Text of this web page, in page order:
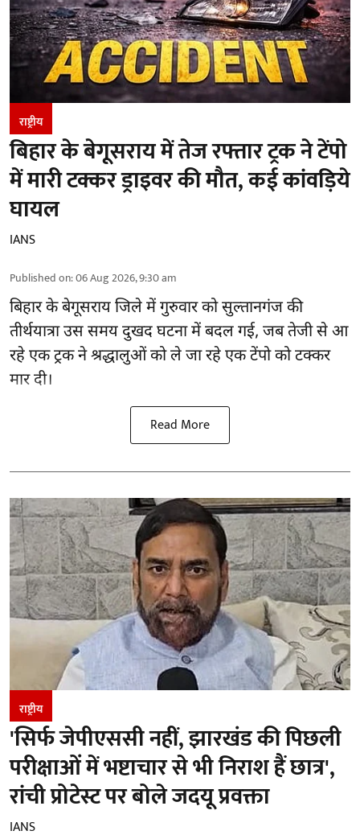
राष्ट्रीय
बिहार के बेगूसराय में तेज रफ्तार ट्रक ने टेंपो
में मारी टक्कर ड्राइवर की मौत, कई कांवड़िये
घायल
IANS
Published on:06 Aug 2026, 9:30 am
बिहारके बेगूसराय जिले में गुरुवार को सुल्तानगंज की
तीर्थयात्रा उस समय दुखद घटना में बदल गई, जब तेजी से आ
रहे एक ट्रक ने श्रद्धालुओं को ले जा रहे एक टेंपो को टक्कर
मार दी।
Read More
राष्ट्रीय
'सिर्फ जेपीएससी नहीं, झारखंड की पिछली
परीक्षाओं में भष्टाचार से भी निराश हैं छात्र',
रांची प्रोटेस्ट पर बोले जदयू प्रवक्ता
IANS